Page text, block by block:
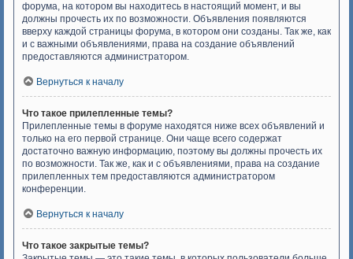
форума, на котором вы находитесь в настоящий момент, и вы
должны прочесть их по возможности. Объявления появляются
вверху каждой страницы форума, в котором они созданы. Так же, как
и с важными объявлениями, права на создание объявлений
предоставляются администратором.
Вернуться к началу
Что такое прилепленные темы?
Прилепленные темы в форуме находятся ниже всех объявлений и
только на его первой странице. Они чаще всего содержат
достаточно важную информацию, поэтому вы должны прочесть их
по возможности. Так же, как и с объявлениями, права на создание
прилепленных тем предоставляются администратором
конференции.
Вернуться к началу
Что такое закрытые темы?